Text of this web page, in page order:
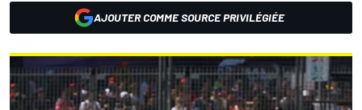
AJOUTER COMME SOURCE PRIVILÉGIÉE